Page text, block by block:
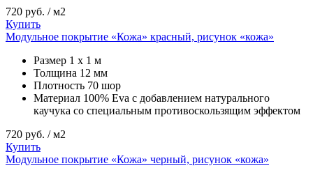
720 руб. / м2
Купить
Модульное покрытие «Кожа» красный, рисунок «кожа»
Размер 1 х 1 м
Толщина 12 мм
Плотность 70 шор
Материал 100% Eva с добавлением натурального
каучука со специальным противоскользящим эффектом
720 руб. / м2
Купить
Модульное покрытие «Кожа» черный, рисунок «кожа»